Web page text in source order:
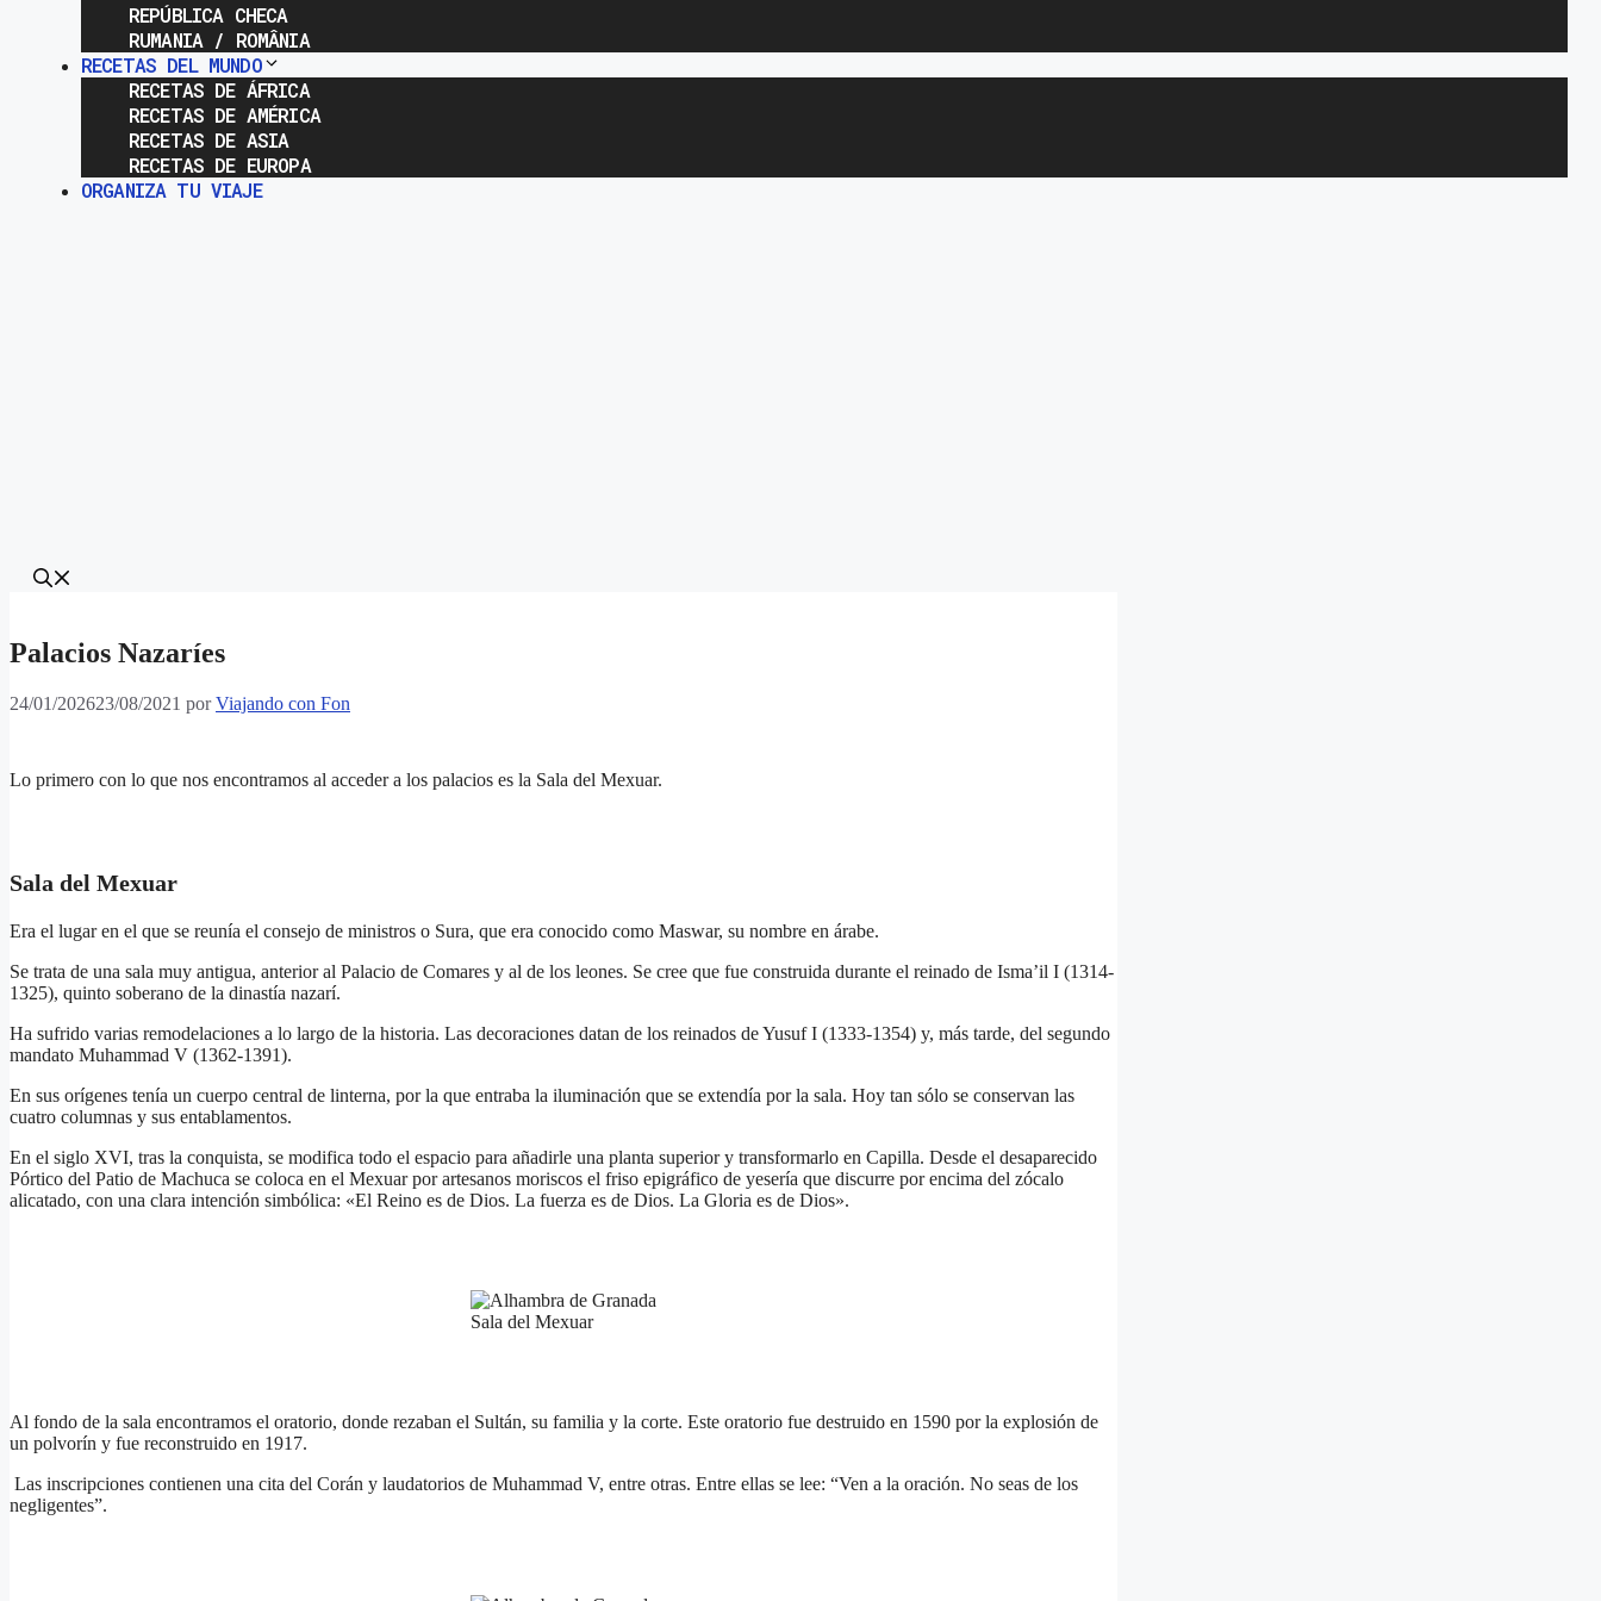
REPÚBLICA CHECA
RUMANIA / ROMÂNIA
RECETAS DEL MUNDO
RECETAS DE ÁFRICA
RECETAS DE AMÉRICA
RECETAS DE ASIA
RECETAS DE EUROPA
ORGANIZA TU VIAJE
Palacios Nazaríes
24/01/202623/08/2021 porViajando con Fon
Lo primero con lo que nos encontramos al acceder a los palacios es la Sala del Mexuar.
Sala del Mexuar
Era el lugar en el que se reunía el consejo de ministros o Sura, que era conocido como Maswar, su nombre en árabe.
Se trata de una sala muy antigua, anterior al Palacio de Comares y al de los leones. Se cree que fue construida durante el reinado de Isma’il I (1314-
1325), quinto soberano de la dinastía nazarí.
Ha sufrido varias remodelaciones a lo largo de la historia. Las decoraciones datan de los reinados de Yusuf I (1333-1354) y, más tarde, del segundo
mandato Muhammad V (1362-1391).
En sus orígenes tenía un cuerpo central de linterna, por la que entraba la iluminación que se extendía por la sala. Hoy tan sólo se conservan las
cuatro columnas y sus entablamentos.
En el siglo XVI, tras la conquista, se modifica todo el espacio para añadirle una planta superior y transformarlo en Capilla. Desde el desaparecido
Pórtico del Patio de Machuca se coloca en el Mexuar por artesanos moriscos el friso epigráfico de yesería que discurre por encima del zócalo
alicatado, con una clara intención simbólica: «El Reino es de Dios. La fuerza es de Dios. La Gloria es de Dios».
Sala del Mexuar
Al fondo de la sala encontramos el oratorio, donde rezaban el Sultán, su familia y la corte. Este oratorio fue destruido en 1590 por la explosión de
un polvorín y fue reconstruido en 1917.
Las inscripciones contienen una cita del Corán y laudatorios de Muhammad V, entre otras. Entre ellas se lee: “Ven a la oración. No seas de los
negligentes”.